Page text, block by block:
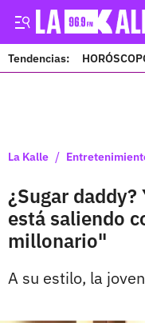
Tendencias:
La Kalle /
¿Sugar
está saliendo
millonario"
A su estilo, la